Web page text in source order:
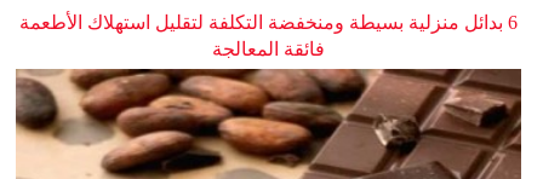
6 بدائل منزلية بسيطة ومنخفضة التكلفة لتقليل استهلاك الأطعمة
فائقة المعالجة